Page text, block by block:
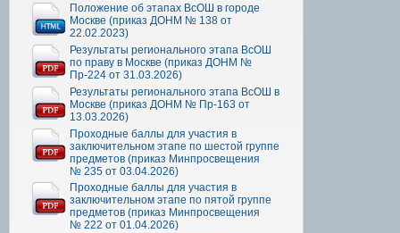
Положение об этапах ВсОШ в городе
Москве (приказ ДОНМ № 138 от
22.02.2023)
Результаты регионального этапа ВсОШ
по праву в Москве (приказ ДОНМ №
Пр-224 от 31.03.2026)
Результаты регионального этапа ВсОШ в
Москве (приказ ДОНМ № Пр-163 от
13.03.2026)
Проходные баллы для участия в
заключительном этапе по шестой группе
предметов (приказ Минпросвещения
№ 235 от 03.04.2026)
Проходные баллы для участия в
заключительном этапе по пятой группе
предметов (приказ Минпросвещения
№ 222 от 01.04.2026)